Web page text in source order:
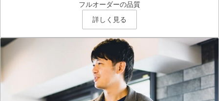
フルオーダーの品質
詳しく見る